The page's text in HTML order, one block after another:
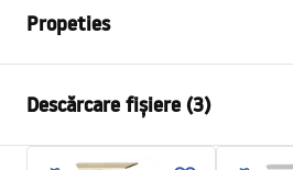
Propeties
Metodă de montaj
Culoare
Crom
Descărcare fișiere (3)